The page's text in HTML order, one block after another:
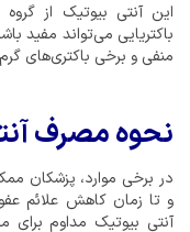
این آنتی بیوتیک از
باکتریایی می‌تواند مفید
منفی و برخی باکتری‌های
نحوه مصرف
در برخی موارد، پزشکان
و تا زمان کاهش علائم
آنتی بیوتیک مداوم